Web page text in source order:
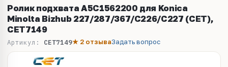
Ролик подхвата A5C1562200 для Konica
Minolta Bizhub 227/287/367/C226/C227 (CET),
CET7149
Артикул: CET7149★ 2 отзываЗадать вопрос